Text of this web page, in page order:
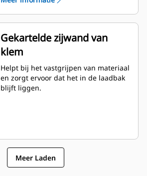
Gekartelde zijwand van
klem
Helpt bij het vastgrijpen van materiaal
en zorgt ervoor dat het in de laadbak
blijft liggen.
Meer Laden